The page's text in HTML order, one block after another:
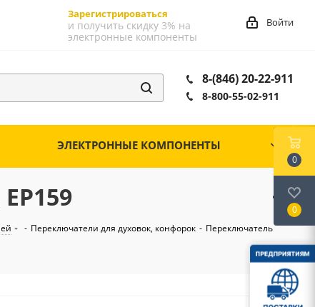
Зарегистрироваться
и получить скидку 3% на
электронные компоненты
Войти
8-(846) 20-22-911
8-800-55-02-911
ЭЛЕКТРОННЫЕ КОМПОНЕНТЫ
- Переключатели для духовок, конфорок - Переключатель
0
0